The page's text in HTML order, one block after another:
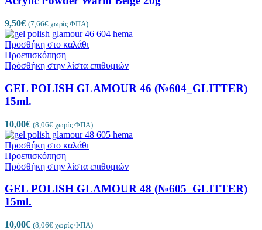
9,50€ (7,66€ χωρίς ΦΠΑ)
Προσθήκη στο καλάθι
Προεπισκόπηση
Πρόσθήκη στην λίστα επιθυμιών
GEL POLISH GLAMOUR 46 (№604_GLITTER)
15ml.
10,00€ (8,06€ χωρίς ΦΠΑ)
Προσθήκη στο καλάθι
Προεπισκόπηση
Πρόσθήκη στην λίστα επιθυμιών
GEL POLISH GLAMOUR 48 (№605_GLITTER)
15ml.
10,00€ (8,06€ χωρίς ΦΠΑ)